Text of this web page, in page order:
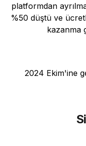
platformdan
%50 düştü ve
kazanma
2024 Ekim'ine